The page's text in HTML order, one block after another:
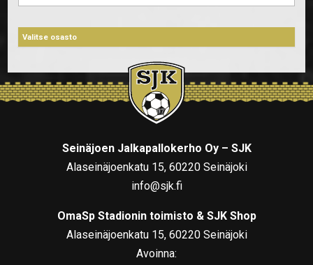
Seinäjoen Jalkapallokerho Oy – SJK
Alaseinäjoenkatu 15, 60220 Seinäjoki
info@sjk.fi
OmaSp Stadionin toimisto & SJK Shop
Alaseinäjoenkatu 15, 60220 Seinäjoki
Avoinna: